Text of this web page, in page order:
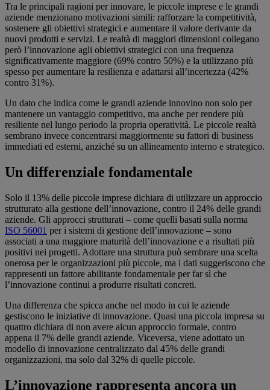
Tra le principali ragioni per innovare, le piccole imprese e le grandi
aziende menzionano motivazioni simili: rafforzare la competitività,
sostenere gli obiettivi strategici e aumentare il valore derivante da
nuovi prodotti e servizi. Le realtà di maggiori dimensioni collegano
però l’innovazione agli obiettivi strategici con una frequenza
significativamente maggiore (69% contro 50%) e la utilizzano più
spesso per aumentare la resilienza e adattarsi all’incertezza (42%
contro 31%).
Un dato che indica come le grandi aziende innovino non solo per
mantenere un vantaggio competitivo, ma anche per rendere più
resiliente nel lungo periodo la propria operatività. Le piccole realtà
sembrano invece concentrarsi maggiormente su fattori di business
immediati ed esterni, anziché su un allineamento interno e strategico.
Un differenziale fondamentale
Solo il 13% delle piccole imprese dichiara di utilizzare un approccio
strutturato alla gestione dell’innovazione, contro il 24% delle grandi
aziende. Gli approcci strutturati – come quelli basati sulla norma
ISO 56001 per i sistemi di gestione dell’innovazione – sono
associati a una maggiore maturità dell’innovazione e a risultati più
positivi nei progetti. Adottare una struttura può sembrare una scelta
onerosa per le organizzazioni più piccole, ma i dati suggeriscono che
rappresenti un fattore abilitante fondamentale per far sì che
l’innovazione continui a produrre risultati concreti.
Una differenza che spicca anche nel modo in cui le aziende
gestiscono le iniziative di innovazione. Quasi una piccola impresa su
quattro dichiara di non avere alcun approccio formale, contro
appena il 7% delle grandi aziende. Viceversa, viene adottato un
modello di innovazione centralizzato dal 45% delle grandi
organizzazioni, ma solo dal 32% di quelle piccole.
L’innovazione rappresenta ancora un